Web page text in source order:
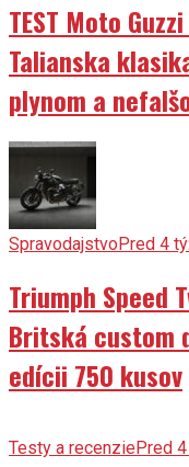
TEST Moto
Talianska
plynom a
SpravodajstvoPred 4
Triumph Speed
Britská custom
edícii 750 kusov
Testy a recenziePred